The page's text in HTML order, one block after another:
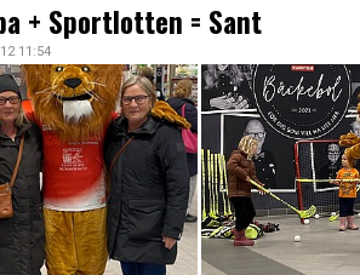
+ Sportlotten = Sant
11:54